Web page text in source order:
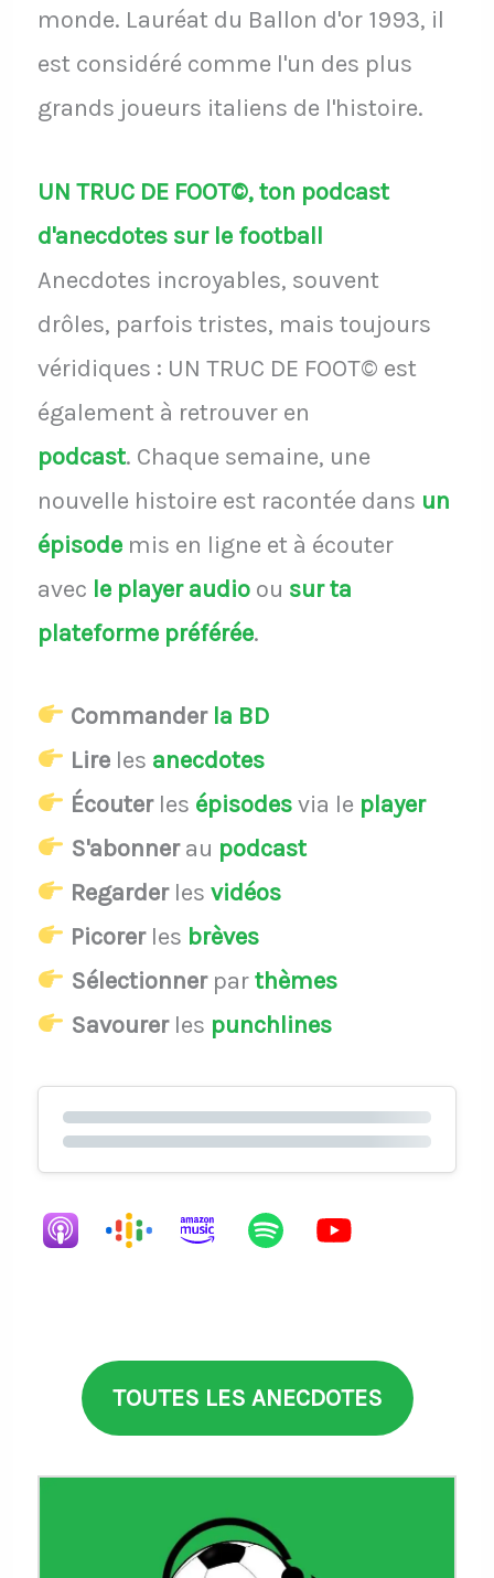
monde. Lauréat du Ballon d'or 1993, il
est considéré comme l'un des plus
grands joueurs italiens de l'histoire.
UN TRUC DE FOOT©, ton podcast
d'anecdotes sur le football
Anecdotes incroyables, souvent
drôles, parfois tristes, mais toujours
véridiques : UN TRUC DE FOOT© est
également à retrouver en
podcast. Chaque semaine, une
nouvelle histoire est racontée dans un
épisodemis en ligne et à écouter
avec le player audio ou sur ta
plateforme préférée.
Commander la BD
Lireles anecdotes
Écouterles épisodesvia le player
S'abonnerau podcast
Regarderles vidéos
Picorerles brèves
Sélectionnerparthèmes
Savourerles punchlines
TOUTES LES ANECDOTES